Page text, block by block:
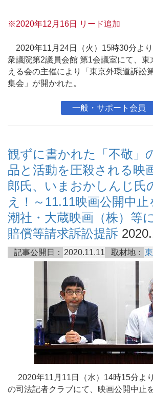
※2020年12月16日 リード追加
2020年11月24日（火）15時30分よ
衆議院第2議員会館 第1会議室にて、東
える会の主催により「東京外環道訴訟
集会」が開かれた。
一般・サポート会員
観ずに書かれた「不敬」
品と活動を圧殺される映
郎氏、いまおかしんじ氏
え！～11.11映画公開中
潮社・大蔵映画（株）等
賠償等請求訴訟提訴
記事公開日： 2020.11.11 取材地：
2020年11月11日（水）14時15分よ
の司法記者クラブにて、映画公開中止